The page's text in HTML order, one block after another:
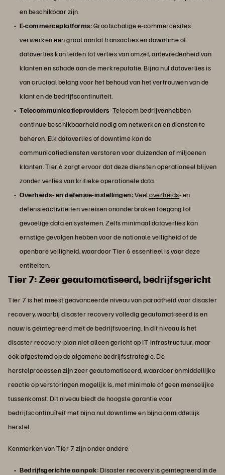
en beschikbaar zijn.
E-commerceplatforms: Grootschalige e-commercesites
verwerken een groot aantal transacties en downtime of
dataverlies kan leiden tot verlies van omzet, ontevredenheid van
klanten en schade aan de merkreputatie. Bijna nul dataverlies is
van cruciaal belang voor het behoud van het vertrouwen van de
klant en de bedrijfscontinuïteit.
Telecommunicatieproviders:Telecombedrijvenhebben
continue beschikbaarheid nodig om netwerken en diensten te
beheren. Elk dataverlies of downtime kan de
communicatiediensten verstoren voor duizenden of miljoenen
klanten. Tier 6 zorgt ervoor dat deze diensten operationeel blijven
zonder verlies van kritieke operationele data.
Overheids- en defensie-instellingen: Veeloverheids- en
defensieactiviteiten vereisen ononderbroken toegang tot
gevoelige data en systemen. Zelfs minimaal dataverlies kan
ernstige gevolgen hebben voor de nationale veiligheid of de
openbare veiligheid, waardoor Tier 6 essentieel is voor deze
entiteiten.
Tier 7: Zeer geautomatiseerd, bedrijfsgericht
Tier 7 is het meest geavanceerde niveau van paraatheid voor disaster
recovery, waarbij disaster recovery volledig geautomatiseerd is en
nauw is geïntegreerd met de bedrijfsvoering. In dit niveau is het
disaster recovery-plan niet alleen gericht op IT-infrastructuur, maar
ook afgestemd op de algemene bedrijfsstrategie. De
herstelprocessen zijn zeer geautomatiseerd, waardoor onmiddellijke
reactie op verstoringen mogelijk is, met minimale of geen menselijke
tussenkomst. Dit niveau biedt de hoogste garantie voor
bedrijfscontinuïteit met bijna nul downtime en bijna onmiddellijk
herstel.
Kenmerken van Tier 7 zijn onder andere:
Bedrijfsgerichte aanpak: Disaster recovery is geïntegreerd in de